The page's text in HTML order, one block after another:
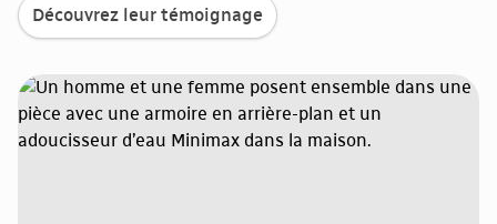
Découvrez leur témoignage